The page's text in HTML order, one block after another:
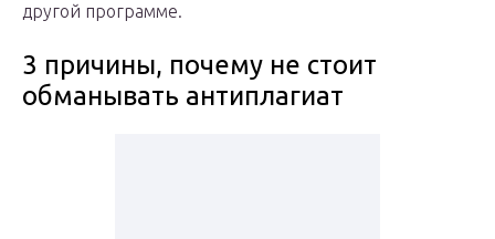
другой программе.
3 причины, почему не стоит
обманывать антиплагиат